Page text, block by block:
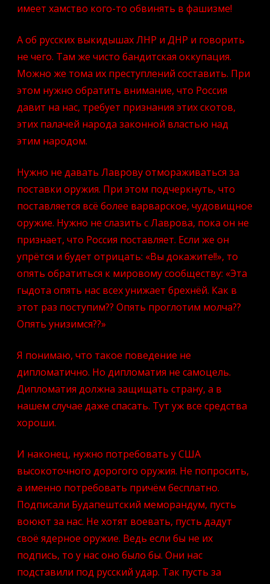
имеет хамство кого-то обвинять в фашизме!
А об русских выкидышах ЛНР и ДНР и говорить
не чего. Там же чисто бандитская оккупация.
Можно же тома их преступлений составить. При
этом нужно обратить внимание, что Россия
давит на нас, требует признания этих скотов,
этих палачей народа законной властью над
этим народом.
Нужно не давать Лаврову отмораживаться за
поставки оружия. При этом подчеркнуть, что
поставляется всё более варварское, чудовищное
оружие. Нужно не слазить с Лаврова, пока он не
признает, что Россия поставляет. Если же он
упрётся и будет отрицать: «Вы докажите!!», то
опять обратиться к мировому сообществу: «Эта
гыдота опять нас всех унижает брехнёй. Как в
этот раз поступим?? Опять проглотим молча??
Опять унизимся??»
Я понимаю, что такое поведение не
дипломатично. Но дипломатия не самоцель.
Дипломатия должна защищать страну, а в
нашем случае даже спасать. Тут уж все средства
хороши.
И наконец, нужно потребовать у США
высокоточного дорогого оружия. Не попросить,
а именно потребовать причём бесплатно.
Подписали Будапештский меморандум, пусть
воюют за нас. Не хотят воевать, пусть дадут
своё ядерное оружие. Ведь если бы не их
подпись, то у нас оно было бы. Они нас
подставили под русский удар. Так пусть за